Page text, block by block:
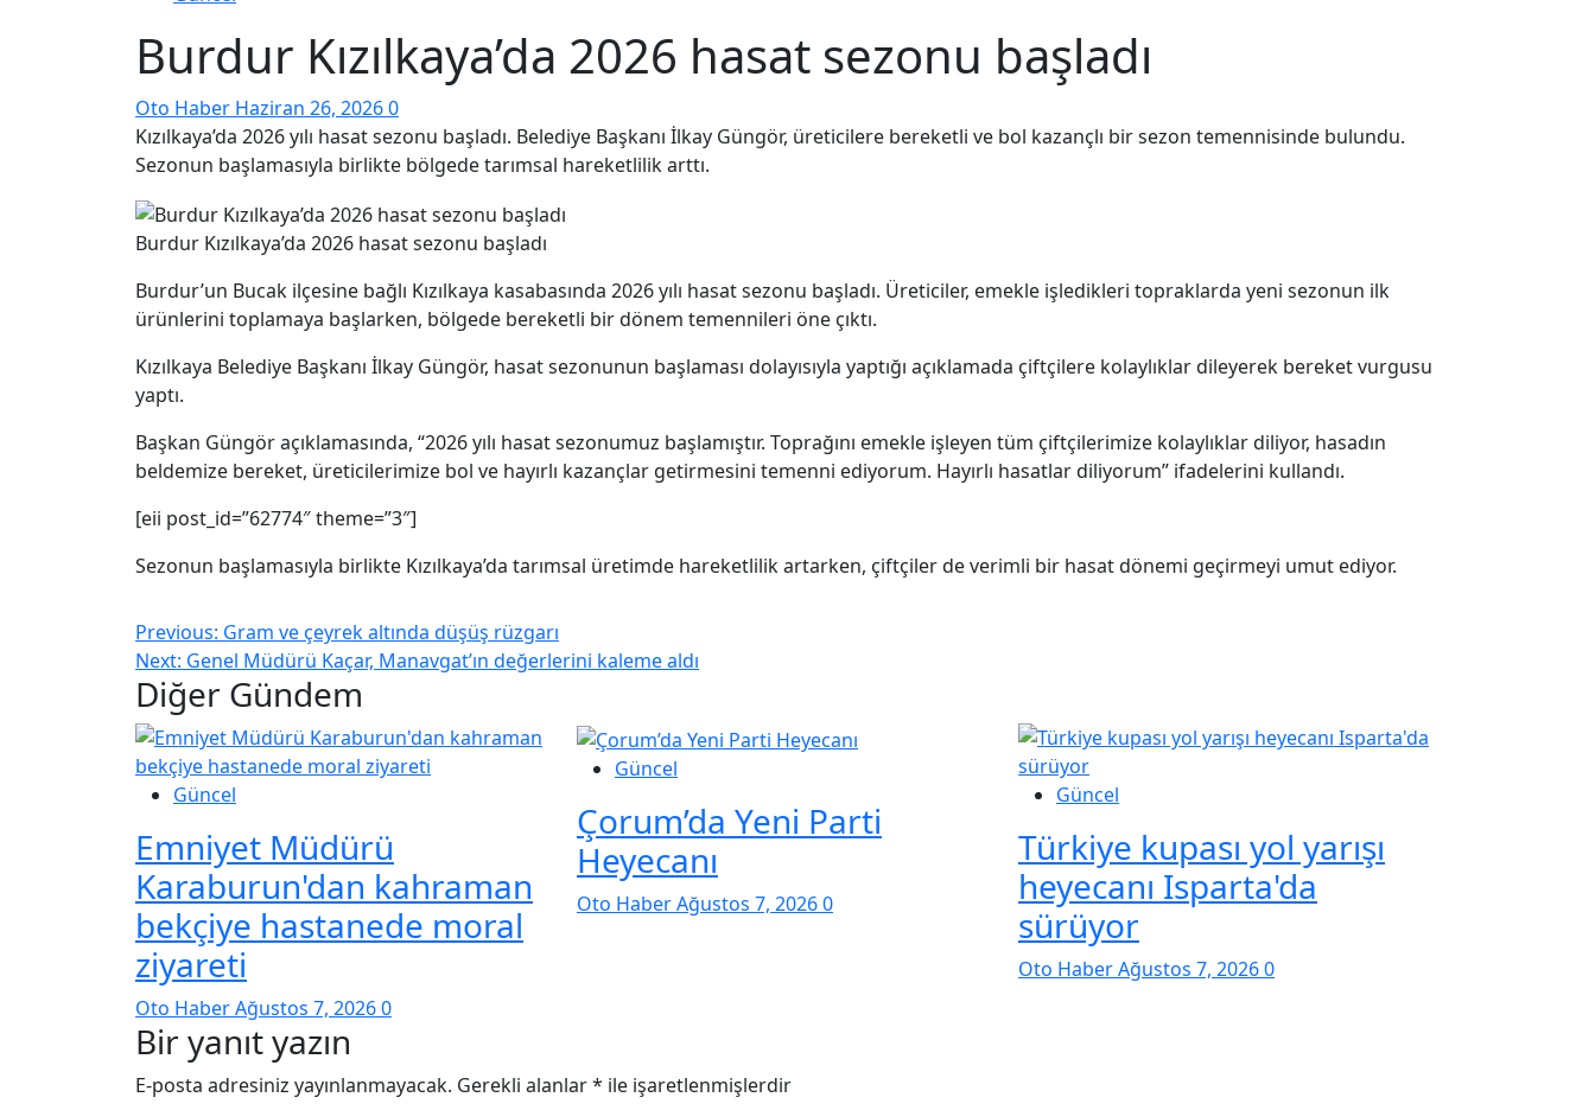
Burdur Kızılkaya’da 2026 hasat sezonu başladı
Oto Haber Haziran 26, 20260
Kızılkaya’da 2026 yılı hasat sezonu başladı. Belediye Başkanı İlkay Güngör, üreticilere bereketli ve bol kazançlı bir sezon temennisinde bulundu.
Sezonun başlamasıyla birlikte bölgede tarımsal hareketlilik arttı.
Burdur Kızılkaya’da 2026 hasat sezonu başladı
Burdur’un Bucak ilçesine bağlı Kızılkaya kasabasında 2026 yılı hasat sezonu başladı. Üreticiler, emekle işledikleri topraklarda yeni sezonun ilk
ürünlerini toplamaya başlarken, bölgede bereketli bir dönem temennileri öne çıktı.
Kızılkaya Belediye Başkanı İlkay Güngör, hasat sezonunun başlaması dolayısıyla yaptığı açıklamada çiftçilere kolaylıklar dileyerek bereket vurgusu
yaptı.
Başkan Güngör açıklamasında, “2026 yılı hasat sezonumuz başlamıştır. Toprağını emekle işleyen tüm çiftçilerimize kolaylıklar diliyor, hasadın
beldemize bereket, üreticilerimize bol ve hayırlı kazançlar getirmesini temenni ediyorum. Hayırlı hasatlar diliyorum” ifadelerini kullandı.
[eii post_id=”62774″ theme=”3″]
Sezonun başlamasıyla birlikte Kızılkaya’da tarımsal üretimde hareketlilik artarken, çiftçiler de verimli bir hasat dönemi geçirmeyi umut ediyor.
Previous: Gram ve çeyrek altında düşüş rüzgarı
Next: Genel Müdürü Kaçar, Manavgat’ın değerlerini kaleme aldı
Diğer Gündem
Güncel
Emniyet Müdürü
Karaburun'dan kahraman
bekçiye hastanede moral
ziyareti
Oto HaberAğustos 7, 20260
Güncel
Çorum’da Yeni Parti
Heyecanı
Oto HaberAğustos 7, 20260
Güncel
Türkiye kupası yol yarışı
heyecanı Isparta'da
sürüyor
Oto HaberAğustos 7, 20260
Bir yanıt yazın
E-posta adresiniz yayınlanmayacak. Gerekli alanlar* ile işaretlenmişlerdir